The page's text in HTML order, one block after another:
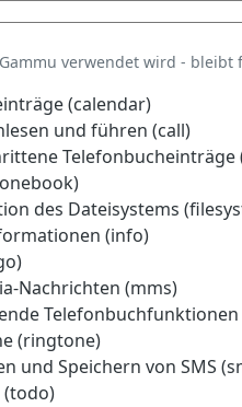
verwendet wird - bleibt
(calendar)
und führen (call)
des Dateisystems
(info)
Nachrichten (mms)
(ringtone)
und Speichern von SMS
(todo)